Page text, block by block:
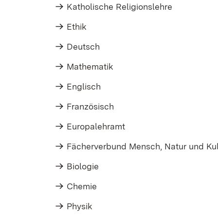
Katholische Religionslehre
Ethik
Deutsch
Mathematik
Englisch
Französisch
Europalehramt
Fächerverbund Mensch, Natur und
Biologie
Chemie
Physik